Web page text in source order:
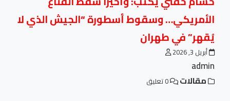
الأمريكي… وسقوط أسطورة “الجيش الذي لا
يُقهر” في طهران
أبريل 3, 2026
admin
مقالات